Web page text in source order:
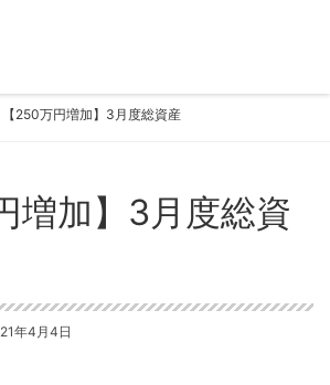
【250万円増加】3月度総資産
増加】3月度総資
年4月4日